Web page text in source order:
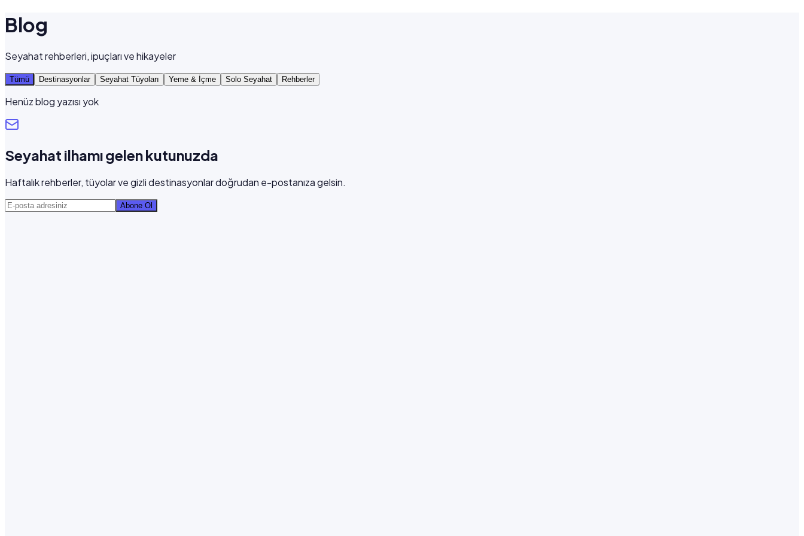
Blog
Seyahat rehberleri, ipuçları ve hikayeler
Tümü Destinasyonlar Seyahat Tüyoları Yeme & İçme Solo Seyahat Rehberler
Henüz blog yazısı yok
Seyahat ilhamı gelen kutunuzda
Haftalık rehberler, tüyolar ve gizli destinasyonlar doğrudan e-postanıza gelsin.
Abone Ol